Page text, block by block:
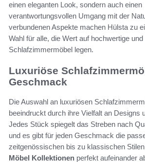
einen eleganten Look, sondern auch einen
verantwortungsvollen Umgang mit der
verbundenen Aspekte machen Hülsta zu
Wahl für alle, die Wert auf hochwertige
Schlafzimmermöbel legen.
Luxuriöse
Geschmack
Die Auswahl an luxuriösen
beeindruckt durch ihre Vielfalt an Designs
Jedes Stück spiegelt das Streben nach
und es gibt für jeden Geschmack die
zeitgenössischen bis zu klassischen
Möbel Kollektionen perfekt aufeinander